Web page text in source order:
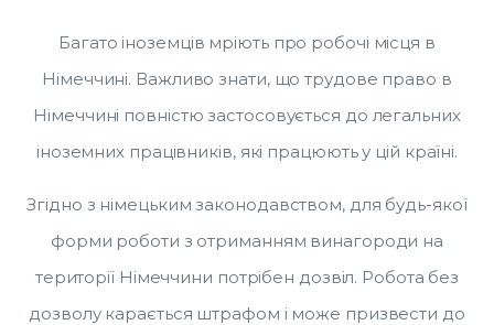
Багато іноземців мріють про робочі місця в
Німеччині. Важливо знати, що трудове право в
Німеччині повністю застосовується до легальних
іноземних працівників, які працюють у цій країні.
Згідно з німецьким законодавством, для будь-якої
форми роботи з отриманням винагороди на
території Німеччини потрібен дозвіл. Робота без
дозволу карається штрафом і може призвести до